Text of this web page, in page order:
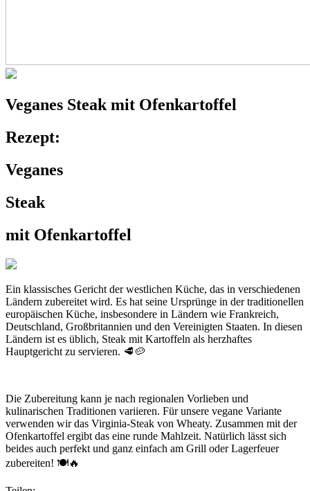
Veganes Steak mit Ofenkartoffel
Rezept:
Veganes
Steak
mit Ofenkartoffel
Ein klassisches Gericht der westlichen Küche, das in verschiedenen
Ländern zubereitet wird. Es hat seine Ursprünge in der traditionellen
europäischen Küche, insbesondere in Ländern wie Frankreich,
Deutschland, Großbritannien und den Vereinigten Staaten. In diesen
Ländern ist es üblich, Steak mit Kartoffeln als herzhaftes
Hauptgericht zu servieren. 🥩🥔
Die Zubereitung kann je nach regionalen Vorlieben und
kulinarischen Traditionen variieren. Für unsere vegane Variante
verwenden wir das Virginia-Steak von Wheaty. Zusammen mit der
Ofenkartoffel ergibt das eine runde Mahlzeit. Natürlich lässt sich
beides auch perfekt und ganz einfach am Grill oder Lagerfeuer
zubereiten! 🍽🔥